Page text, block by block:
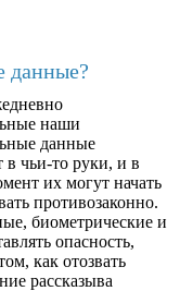
данные?
наши
данные
в чьи-то руки, и в
их могут начать
противозаконно.
биометрические и
опасность,
как отозвать
рассказыва